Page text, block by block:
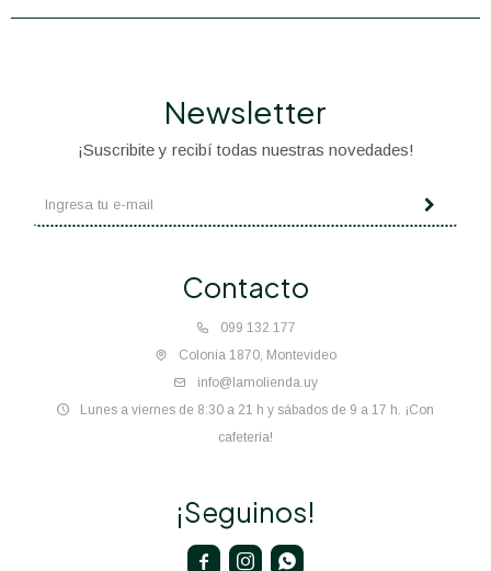
Contacto
099 132 177
Colonia 1870, Montevideo
info@lamolienda.uy
Lunes a viernes de 8:30 a 21 h y sábados de 9 a 17 h. ¡Con
cafetería!
Newsletter
¡Suscribite y recibí todas nuestras novedades!
¡Seguinos!
  